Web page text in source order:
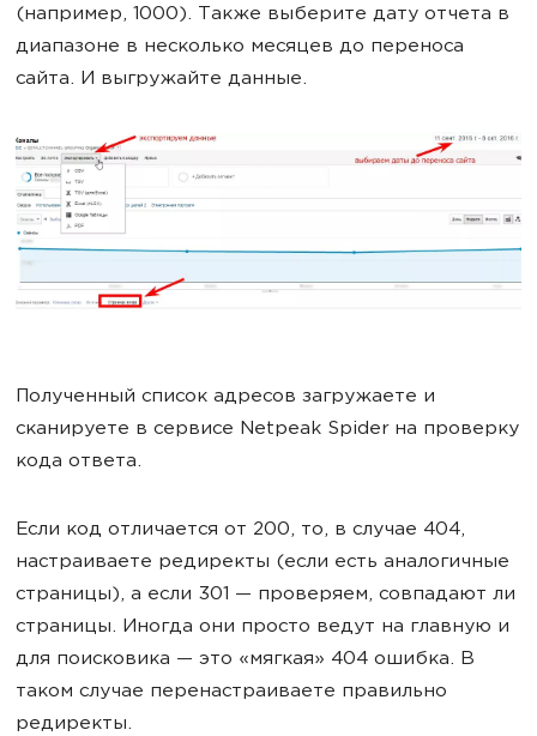
(например, 1000). Также выберите дату отчета в
диапазоне в несколько месяцев до переноса
сайта. И выгружайте данные.
Полученный список адресов загружаете и
сканируете в сервисе Netpeak Spider на проверку
кода ответа.
Если код отличается от 200, то, в случае 404,
настраиваете редиректы (если есть аналогичные
страницы), а если 301 — проверяем, совпадают ли
страницы. Иногда они просто ведут на главную и
для поисковика — это «мягкая» 404 ошибка. В
таком случае перенастраиваете правильно
редиректы.